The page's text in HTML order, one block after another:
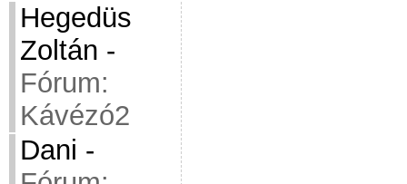
Hegedüs
Zoltán -
Fórum:
Kávézó2
Dani -